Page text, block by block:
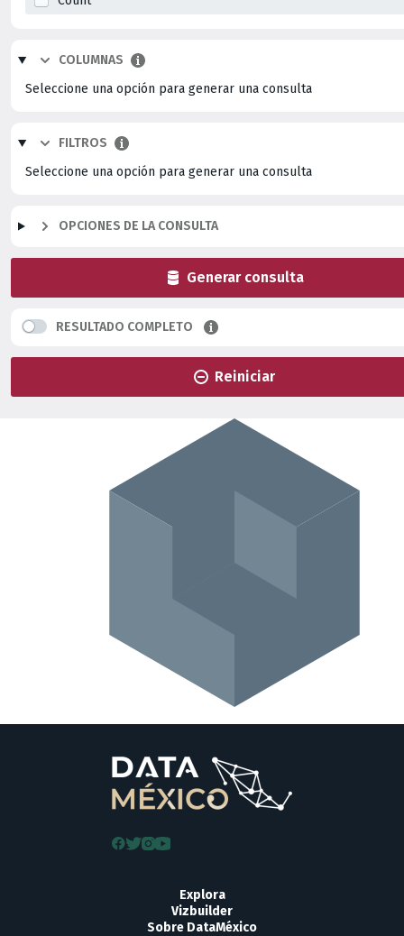
COLUMNAS
FILTROS
OPCIONES DE LA CONSULTA
Generar consulta
RESULTADO COMPLETO
Reiniciar
Explora
Vizbuilder
Sobre DataMéxico